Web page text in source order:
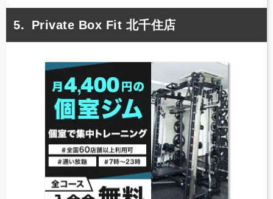
Private Box Fit 北千住店